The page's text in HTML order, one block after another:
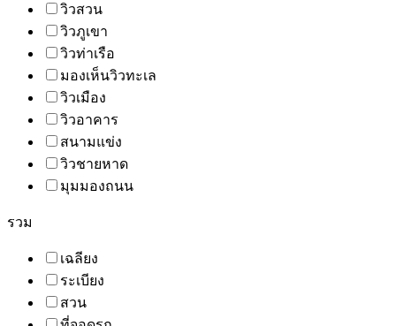
วิวสวน
วิวภูเขา
วิวท่าเรือ
มองเห็นวิวทะเล
วิวเมือง
วิวอาคาร
สนามแข่ง
วิวชายหาด
มุมมองถนน
รวม
เฉลียง
ระเบียง
สวน